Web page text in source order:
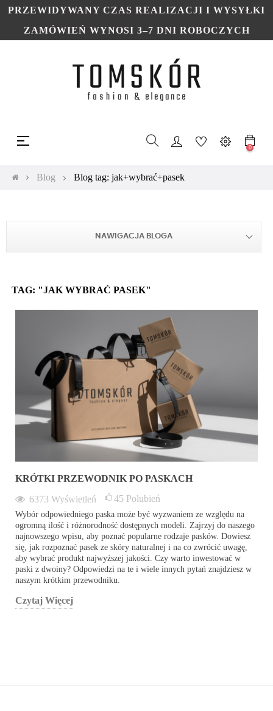
PRZEWIDYWANY CZAS REALIZACJI I WYSYŁKI
ZAMÓWIEŃ WYNOSI 3–7 DNI ROBOCZYCH
Toggle
navigation
☰
0
Blog Blog tag: jak+wybrać+pasek
NAWIGACJA BLOGA
TAG: "JAK WYBRAĆ PASEK"
KRÓTKI PRZEWODNIK PO PASKACH
6373 Wyświetleń 45 Polubień
Wybór odpowiedniego paska może być wyzwaniem ze względu na
ogromną ilość i różnorodność dostępnych modeli. Zajrzyj do naszego
najnowszego wpisu, aby poznać popularne rodzaje pasków. Dowiesz
się, jak rozpoznać pasek ze skóry naturalnej i na co zwrócić uwagę,
aby wybrać produkt najwyższej jakości. Czy warto inwestować w
paski z dwoiny? Odpowiedzi na te i wiele innych pytań znajdziesz w
naszym krótkim przewodniku.
Czytaj Więcej